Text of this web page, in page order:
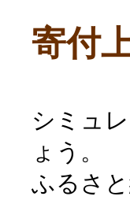
寄付
シミュ
ょう。
ふるさ